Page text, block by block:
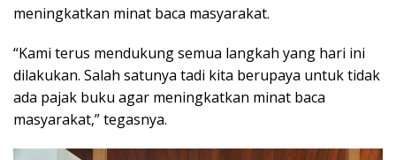
meningkatkan minat baca masyarakat.
“Kami terus mendukung semua langkah yang hari ini
dilakukan. Salah satunya tadi kita berupaya untuk tidak
ada pajak buku agar meningkatkan minat baca
masyarakat,” tegasnya.